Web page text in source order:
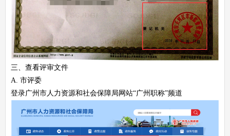
三、查看评审文件
A. 市评委
登录广州市人力资源和社会保障局网站“广州职称”频道